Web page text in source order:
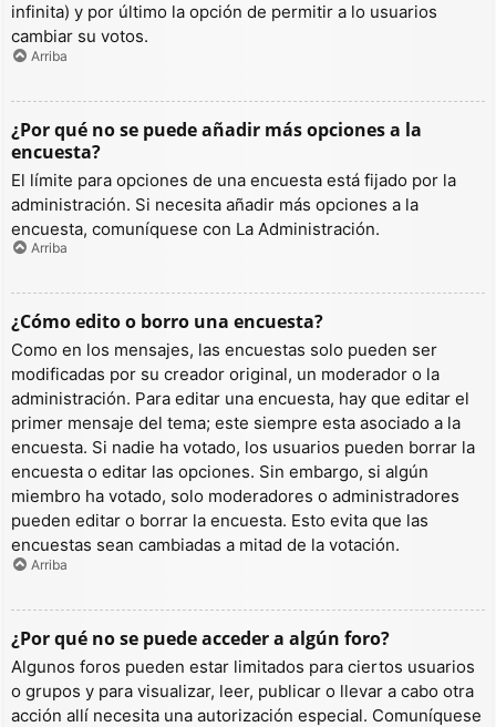
infinita) y por último la opción de permitir a lo usuarios
cambiar su votos.
Arriba
¿Por qué no se puede añadir más opciones a la
encuesta?
El límite para opciones de una encuesta está fijado por la
administración. Si necesita añadir más opciones a la
encuesta, comuníquese con La Administración.
Arriba
¿Cómo edito o borro una encuesta?
Como en los mensajes, las encuestas solo pueden ser
modificadas por su creador original, un moderador o la
administración. Para editar una encuesta, hay que editar el
primer mensaje del tema; este siempre esta asociado a la
encuesta. Si nadie ha votado, los usuarios pueden borrar la
encuesta o editar las opciones. Sin embargo, si algún
miembro ha votado, solo moderadores o administradores
pueden editar o borrar la encuesta. Esto evita que las
encuestas sean cambiadas a mitad de la votación.
Arriba
¿Por qué no se puede acceder a algún foro?
Algunos foros pueden estar limitados para ciertos usuarios
o grupos y para visualizar, leer, publicar o llevar a cabo otra
acción allí necesita una autorización especial. Comuníquese